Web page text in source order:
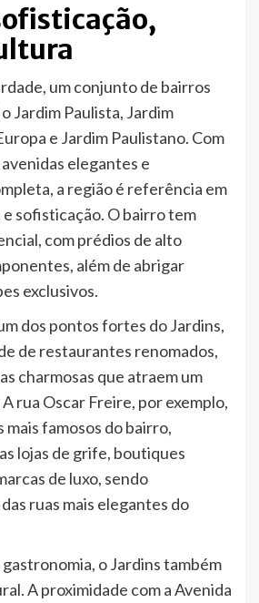
um conjunto de bairros
Jardim Paulista, Jardim
e Jardim Paulistano. Com
elegantes e
a região é referência em
e sofisticação. O bairro tem
com prédios de alto
além de abrigar
exclusivos.
dos pontos fortes do Jardins,
de restaurantes renomados,
charmosas que atraem um
rua Oscar Freire, por exemplo,
mais famosos do bairro,
lojas de grife, boutiques
de luxo, sendo
ruas mais elegantes do
gastronomia, o Jardins também
A proximidade com a Avenida